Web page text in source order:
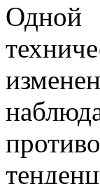
Одной